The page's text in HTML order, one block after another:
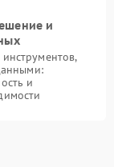
и
и